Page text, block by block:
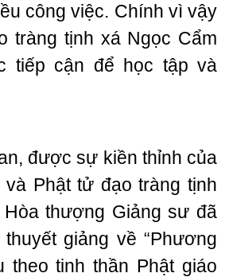
công việc. Chính vì vậy
tràng tịnh xá Ngọc Cẩm
tiếp cận để học tập và
được sự kiền thỉnh của
Phật tử đạo tràng tịnh
thượng Giảng sư đã
giảng về “Phương
theo tinh thần Phật giáo